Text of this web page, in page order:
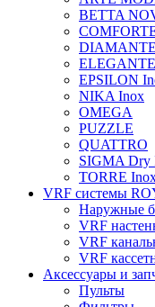
BETTA
ELEGANTE
EPSILON
NIKA Inox
OMEGA
PUZZLE
QUATTRO
SIGMA Dry
TORRE
VRF системы
Наружные
VRF
VRF
VRF
Аксессуары и
Пульты